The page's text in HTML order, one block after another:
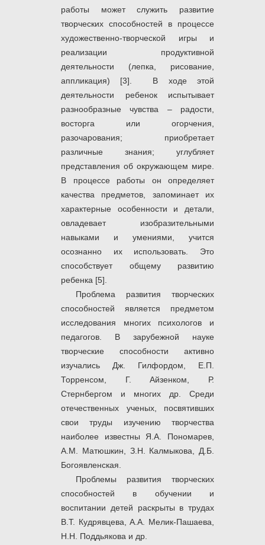
работы может служить развитие
творческих способностей в процессе
художественно-творческой игры и
реализации продуктивной
деятельности (лепка, рисование,
аппликация) [3]. В ходе этой
деятельности ребенок испытывает
разнообразные чувства – радости,
восторга или огорчения,
разочарования; приобретает
различные знания; углубляет
представления об окружающем мире.
В процессе работы он определяет
качества предметов, запоминает их
характерные особенности и детали,
овладевает изобразительными
навыками и умениями, учится
осознанно их использовать. Это
способствует общему развитию
ребенка [5].
Проблема развития творческих
способностей является предметом
исследования многих психологов и
педагогов. В зарубежной науке
творческие способности активно
изучались Дж. Гилфордом, Е.П.
Торренсом, Г. Айзенком, Р.
Стернбергом и многих др. Среди
отечественных ученых, посвятивших
свои труды изучению творчества
наиболее известны Я.А. Пономарев,
А.М. Матюшкин, З.Н. Калмыкова, Д.Б.
Богоявленская.
Проблемы развития творческих
способностей в обучении и
воспитании детей раскрыты в трудах
В.Т. Кудрявцева, А.А. Мелик-Пашаева,
Н.Н. Поддьякова и др.